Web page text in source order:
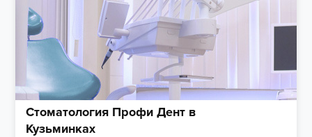
Стоматология Профи Дент в
Кузьминках